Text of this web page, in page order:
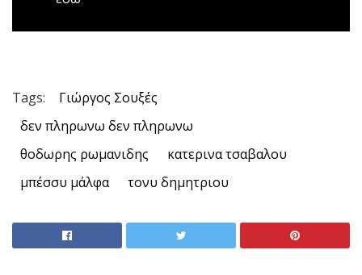
Tags:
Γιώργος Σουξές
δεν πληρωνω δεν πληρωνω
θοδωρης ρωμανιδης
κατερινα τσαβαλου
μπέσσυ μάλφα
τονυ δημητριου